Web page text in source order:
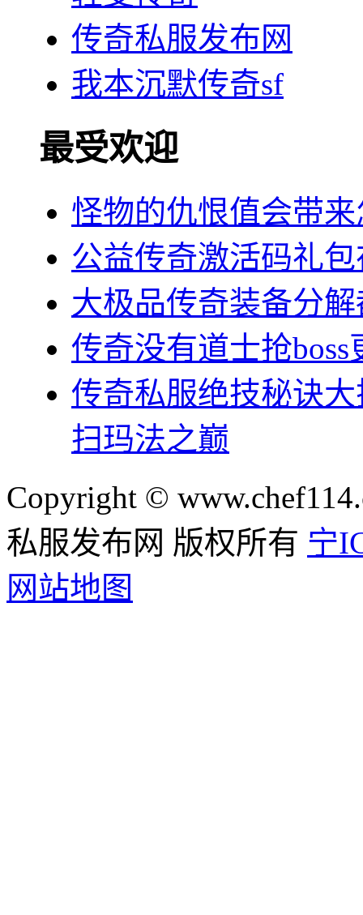
传奇私服发布网
我本沉默传奇sf
最受欢迎
怪物的仇恨值会带
公益传奇激活码礼
大极品传奇装备分
传奇没有道士抢boss
传奇私服绝技秘诀
扫玛法之巅
Copyright ©
私服发布网 版权所有 宁
网站地图